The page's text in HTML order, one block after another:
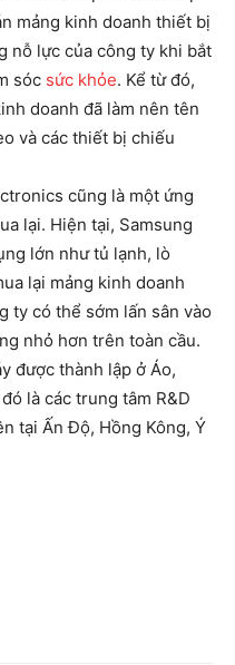
mảng kinh doanh thiết bị
nỗ lực của công ty khi bắt
sóc sức khỏe. Kể từ đó,
doanh đã làm nên tên
và các thiết bị chiếu
cũng là một ứng
lại. Hiện tại, Samsung
lớn như tủ lạnh, lò
lại mảng kinh doanh
ty có thể sớm lấn sân vào
nhỏ hơn trên toàn cầu.
được thành lập ở Áo,
là các trung tâm R&D
tại Ấn Độ, Hồng Kông, Ý